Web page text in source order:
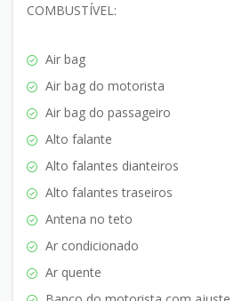
COMBUSTÍVEL:
Air bag
Air bag do motorista
Air bag do passageiro
Alto falante
Alto falantes dianteiros
Alto falantes traseiros
Antena no teto
Ar condicionado
Ar quente